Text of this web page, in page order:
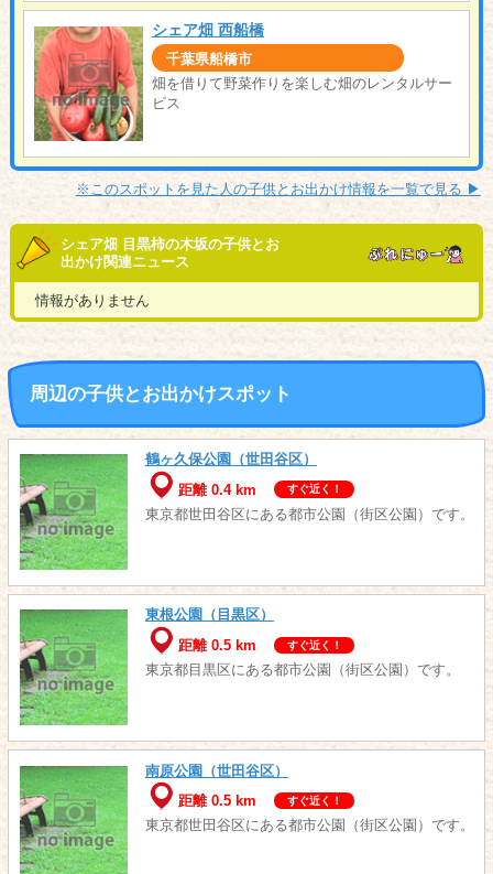
シェア畑 西船橋
千葉県船橋市
畑を借りて野菜作りを楽しむ畑のレンタルサー
ビス
※このスポットを見た人の子供とお出かけ情報を一覧で見る ▶︎
シェア畑 目黒柿の木坂の子供とお
出かけ関連ニュース
情報がありません
周辺の子供とお出かけスポット
鶴ヶ久保公園（世田谷区）
距離 0.4 km
すぐ近く！
東京都世田谷区にある都市公園（街区公園）です。
東根公園（目黒区）
距離 0.5 km
すぐ近く！
東京都目黒区にある都市公園（街区公園）です。
南原公園（世田谷区）
距離 0.5 km
すぐ近く！
東京都世田谷区にある都市公園（街区公園）です。